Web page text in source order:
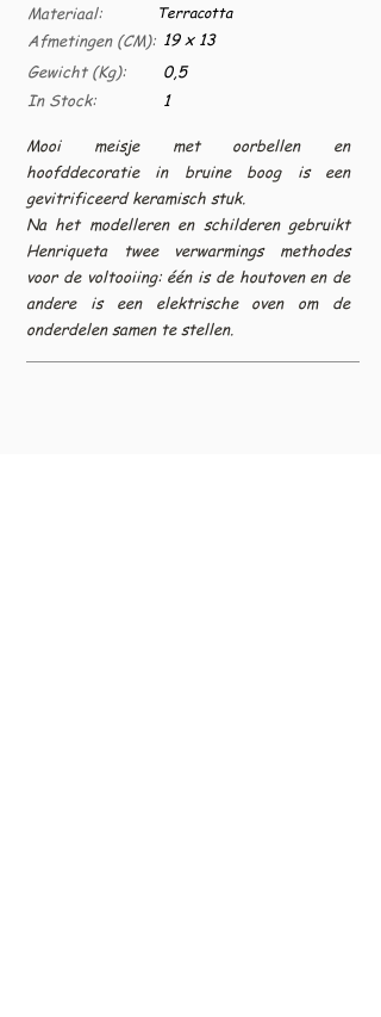
Materiaal:
Afmetingen (CM):
Gewicht (Kg):
In Stock:
Terracotta
19 x 13
0,5
1
Mooi meisje met oorbellen en
hoofddecoratie in bruine boog is een
gevitrificeerd keramisch stuk.
Na het modelleren en schilderen gebruikt
Henriqueta twee verwarmings methodes
voor de voltooiing: één is de houtoven en de
andere is een elektrische oven om de
onderdelen samen te stellen.